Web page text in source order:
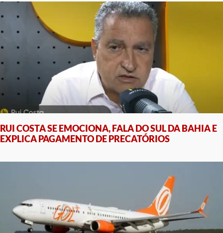
RUI COSTA SE EMOCIONA, FALA DO SUL DA BAHIA E
EXPLICA PAGAMENTO DE PRECATÓRIOS